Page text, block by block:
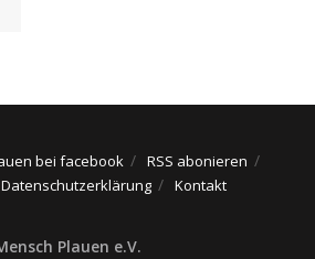
bei facebook
RSS abonieren
Datenschutzerklärung Kontakt
Plauen e.V.